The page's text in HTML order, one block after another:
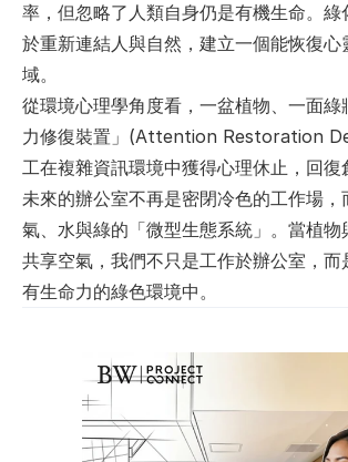
率，但忽略了人類自身仍是有機生命。綠
於重新連結人與自然，建立一個能恢復心
域。
從環境心理學角度看，一盆植物、一面綠
力修復裝置」(Attention Restoration
工在複雜資訊環境中獲得心理休止，回復
未來的辦公室不再是密閉冷色的工作場，
氣、水與綠的「微型生態系統」。當植物
共享空氣，我們不只是工作於辦公室，而
有生命力的綠色環境中。